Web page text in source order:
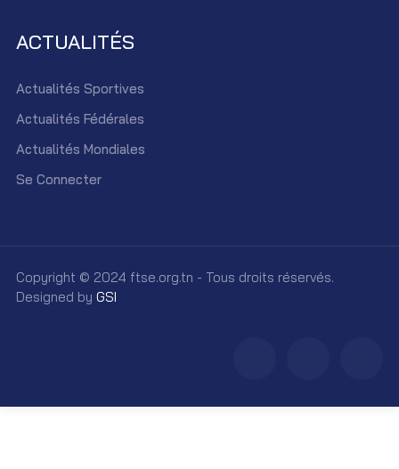
ACTUALITÉS
Actualités Sportives
Actualités Fédérales
Actualités Mondiales
Se Connecter
Copyright © 2024 ftse.org.tn - Tous droits réservés.
Designed by GSI